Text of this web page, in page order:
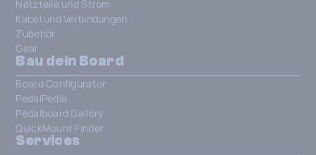
Netzteile und Strom
Kabel und Verbindungen
Zubehör
Gear
Bau dein Board
Board Configurator
PedalPedia
Pedalboard Gallery
QuickMount Finder
Services